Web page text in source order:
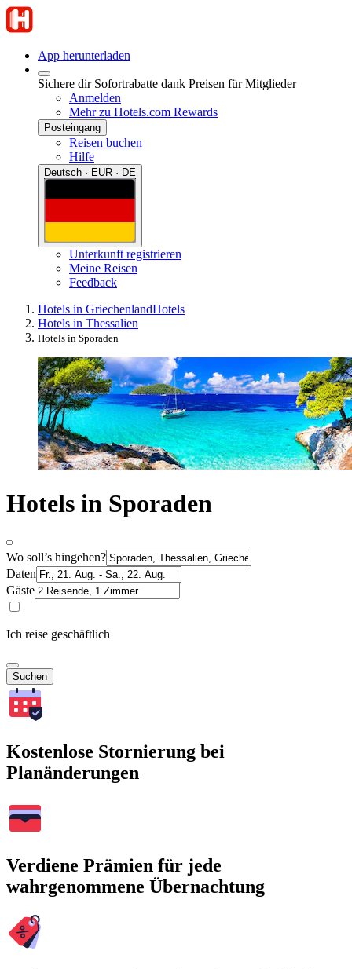
App herunterladen
Sichere dir Sofortrabatte dank Preisen für Mitglieder
Anmelden
Mehr zu Hotels.com Rewards
Posteingang
Reisen buchen
Hilfe
Deutsch · EUR · DE
Unterkunft registrieren
Meine Reisen
Feedback
Hotels in GriechenlandHotels
Hotels in Thessalien
Hotels in Sporaden
Hotels in Sporaden
Wo soll’s hingehen?
Daten
Gäste
Ich reise geschäftlich
Suchen
Kostenlose Stornierung bei
Planänderungen
Verdiene Prämien für jede
wahrgenommene Übernachtung